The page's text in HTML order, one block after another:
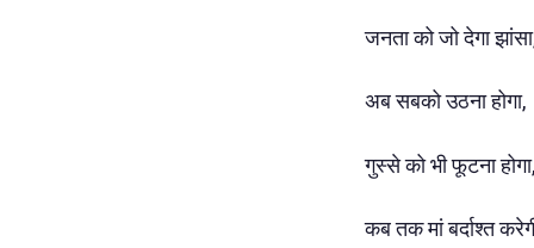
जनता को जो देगा
अब सबको उठना होगा,
गुस्से को भी फूटना होगा,
कब तक मां बर्दाश्त